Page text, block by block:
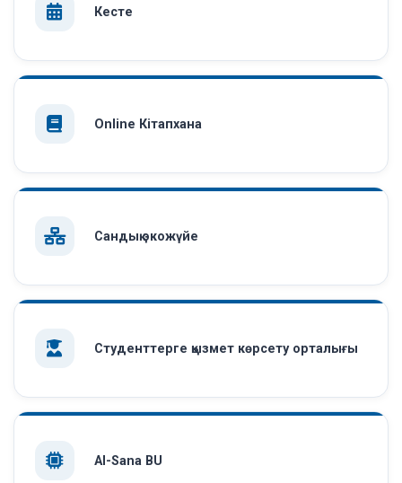
Кесте
Online Кітапхана
Сандық экожүйе
Студенттерге қызмет көрсету орталығы
AI-Sana BU